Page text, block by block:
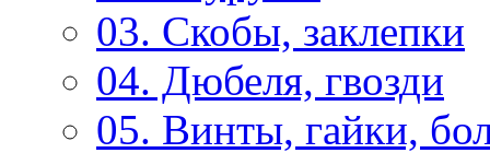
03. Скобы, заклепки
04. Дюбеля, гвозди
05. Винты, гайки,